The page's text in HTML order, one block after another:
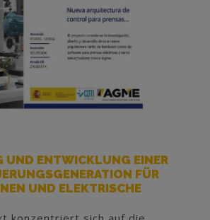
UND ENTWICKLUNG EINER
FÜR
UND ELEKTRISCHE